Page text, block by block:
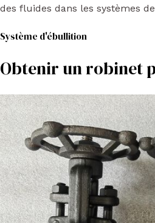
des fluides dans les systèmes
Système d'ébullition
Obtenir un robinet